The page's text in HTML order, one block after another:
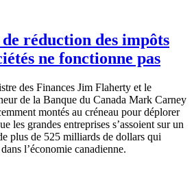
réduction des impôts
ne fonctionne pas
des Finances Jim Flaherty et le
de la Banque du Canada Mark Carney
montés au créneau pourdéplorer
les grandes entreprises s’assoient surun
plus de 525 milliards de dollars qui
dans l’économie canadienne.